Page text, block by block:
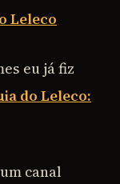
Leleco
eu já fiz
do Leleco:
canal